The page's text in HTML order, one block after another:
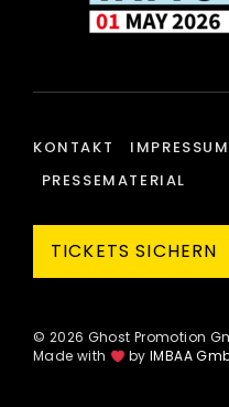
KONTAKT IMPRESSUM
PRESSEMATERIAL
TICKETS SICHERN
© 2026 Ghost Promotion
Made with
by IMBAA